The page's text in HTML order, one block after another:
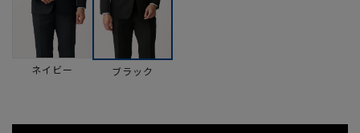
ネイビー ブラック